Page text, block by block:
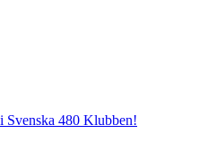
480 Klubben!